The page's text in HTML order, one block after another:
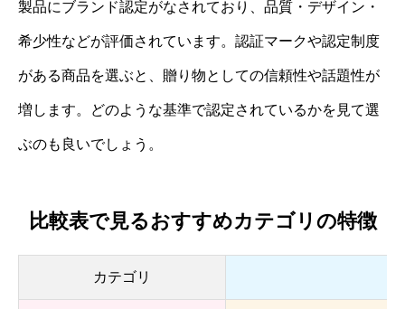
製品にブランド認定がなされており、品質・デザイン・
希少性などが評価されています。認証マークや認定制度
がある商品を選ぶと、贈り物としての信頼性や話題性が
増します。どのような基準で認定されているかを見て選
ぶのも良いでしょう。
比較表で見るおすすめカテゴリの特徴
カテゴリ